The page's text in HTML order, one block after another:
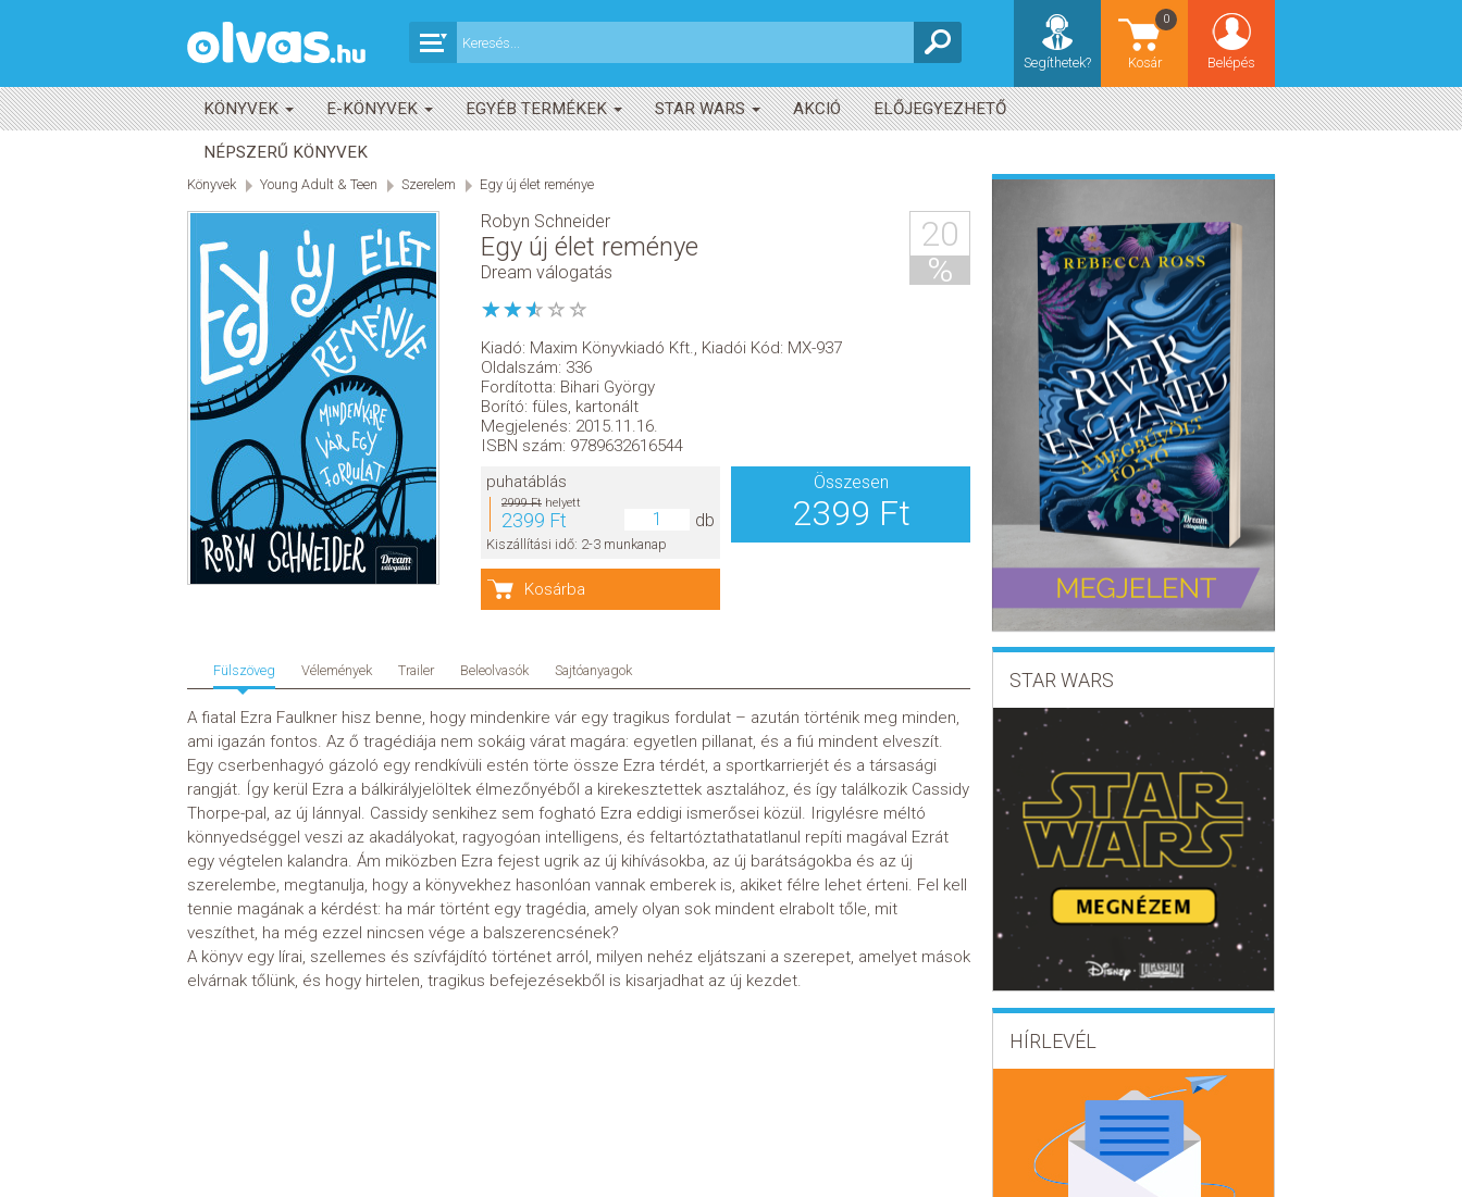
Belépés
Kosár
0
Segíthetek?
KÖNYVEK E-KÖNYVEK EGYÉB TERMÉKEK STAR WARS AKCIÓ ELŐJEGYEZHETŐ
NÉPSZERŰ KÖNYVEK
Könyvek Young Adult & Teen Szerelem Egy új élet reménye
Robyn Schneider
Egy új élet reménye
Dream válogatás
20
%
Kiadó: Maxim Könyvkiadó Kft.
Kiadói Kód: MX-937
Oldalszám: 336
Fordította: Bihari György
Borító: füles, kartonált
Megjelenés: 2015.11.16.
ISBN szám: 9789632616544
Kosárba
puhatáblás
2999 Ft helyett
2399 Ft db
Kiszállítási idő: 2-3 munkanap
Összesen
2399 Ft
Fülszöveg Vélemények Trailer Beleolvasók Sajtóanyagok
A fiatal Ezra Faulkner hisz benne, hogy mindenkire vár egy tragikus fordulat – azután történik meg minden,
ami igazán fontos. Az ő tragédiája nem sokáig várat magára: egyetlen pillanat, és a fiú mindent elveszít.
Egy cserbenhagyó gázoló egy rendkívüli estén törte össze Ezra térdét, a sportkarrierjét és a társasági
rangját. Így kerül Ezra a bálkirályjelöltek élmezőnyéből a kirekesztettek asztalához, és így találkozik Cassidy
Thorpe-pal, az új lánnyal. Cassidy senkihez sem fogható Ezra eddigi ismerősei közül. Irigylésre méltó
könnyedséggel veszi az akadályokat, ragyogóan intelligens, és feltartóztathatatlanul repíti magával Ezrát
egy végtelen kalandra. Ám miközben Ezra fejest ugrik az új kihívásokba, az új barátságokba és az új
szerelembe, megtanulja, hogy a könyvekhez hasonlóan vannak emberek is, akiket félre lehet érteni. Fel kell
tennie magának a kérdést: ha már történt egy tragédia, amely olyan sok mindent elrabolt tőle, mit
veszíthet, ha még ezzel nincsen vége a balszerencsének?
A könyv egy lírai, szellemes és szívfájdító történet arról, milyen nehéz eljátszani a szerepet, amelyet mások
elvárnak tőlünk, és hogy hirtelen, tragikus befejezésekből is kisarjadhat az új kezdet.
STAR WARS
HÍRLEVÉL